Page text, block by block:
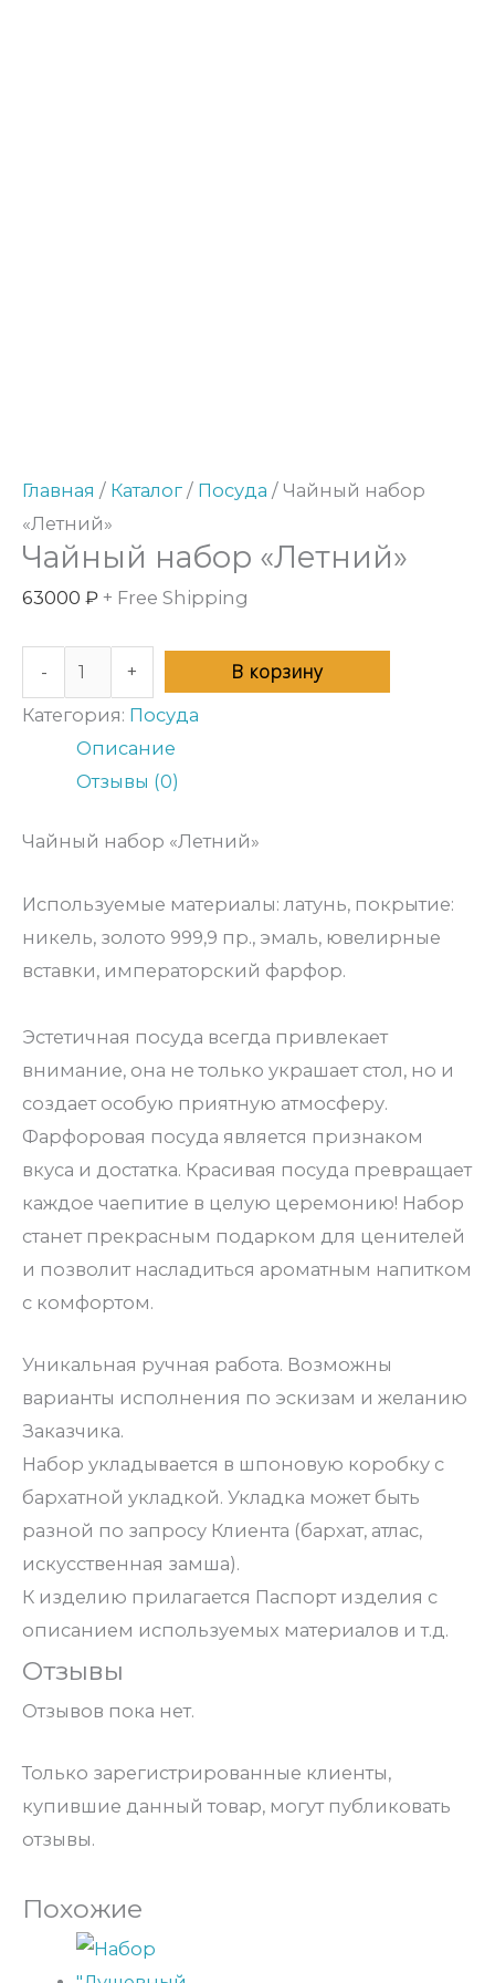
Главная / Каталог / Посуда / Чайный набор
«Летний»
Чайный набор «Летний»
63000 ₽ + Free Shipping
- + В корзину
Категория: Посуда
Описание
Отзывы (0)
Чайный набор «Летний»
Используемые материалы: латунь, покрытие:
никель, золото 999,9 пр., эмаль, ювелирные
вставки, императорский фарфор.
Эстетичная посуда всегда привлекает
внимание, она не только украшает стол, но и
создает особую приятную атмосферу.
Фарфоровая посуда является признаком
вкуса и достатка. Красивая посуда превращает
каждое чаепитие в целую церемонию! Набор
станет прекрасным подарком для ценителей
и позволит насладиться ароматным напитком
с комфортом.
Уникальная ручная работа. Возможны
варианты исполнения по эскизам и желанию
Заказчика.
Набор укладывается в шпоновую коробку с
бархатной укладкой. Укладка может быть
разной по запросу Клиента (бархат, атлас,
искусственная замша).
К изделию прилагается Паспорт изделия с
описанием используемых материалов и т.д.
Отзывы
Отзывов пока нет.
Только зарегистрированные клиенты,
купившие данный товар, могут публиковать
отзывы.
Похожие